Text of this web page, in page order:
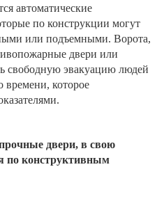
автоматические
по конструкции могут
или подъемными. Ворота,
двери или
свободную эвакуацию людей
времени, которое
двери, в свою
по конструктивным